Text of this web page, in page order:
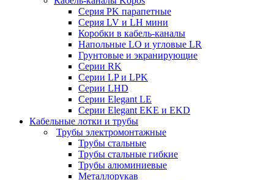
Серия PK парапетные
Серия LV и LH мини
Коробки в кабель-каналы
Напольные LO и угловые LR
Грунтовые и экранирующие
Серии RK
Серии LP и LPK
Серии LHD
Серии Elegant LE
Серии Elegant EKE и EKD
Кабельные лотки и трубы
Трубы электромонтажные
Трубы стальные
Трубы стальные гибкие
Трубы алюминиевые
Металлорукав